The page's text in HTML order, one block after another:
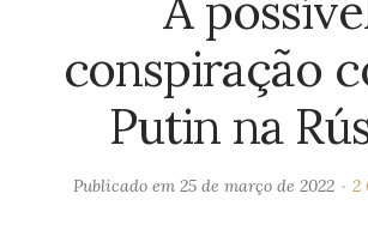
conspiração
Putin na
Publicado em 25 de março de 2022 2